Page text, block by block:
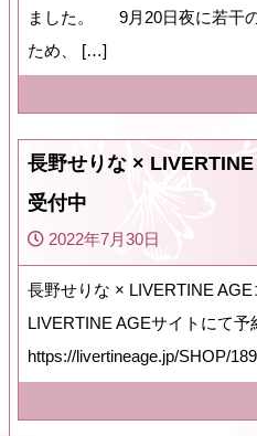
ました。 9月20日夜に若干
ため、 […]
長野せりな ×
受付中
2022年7月30日
長野せりな × LIVERTINE
LIVERTINE AGEサイトにて予
https://livertineage.jp/SHOP/